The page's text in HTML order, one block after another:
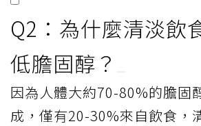
Q2：為什麼清淡飲
低膽固醇？
因為人體大約70-80%的膽固
成，僅有20-30%來自飲食，